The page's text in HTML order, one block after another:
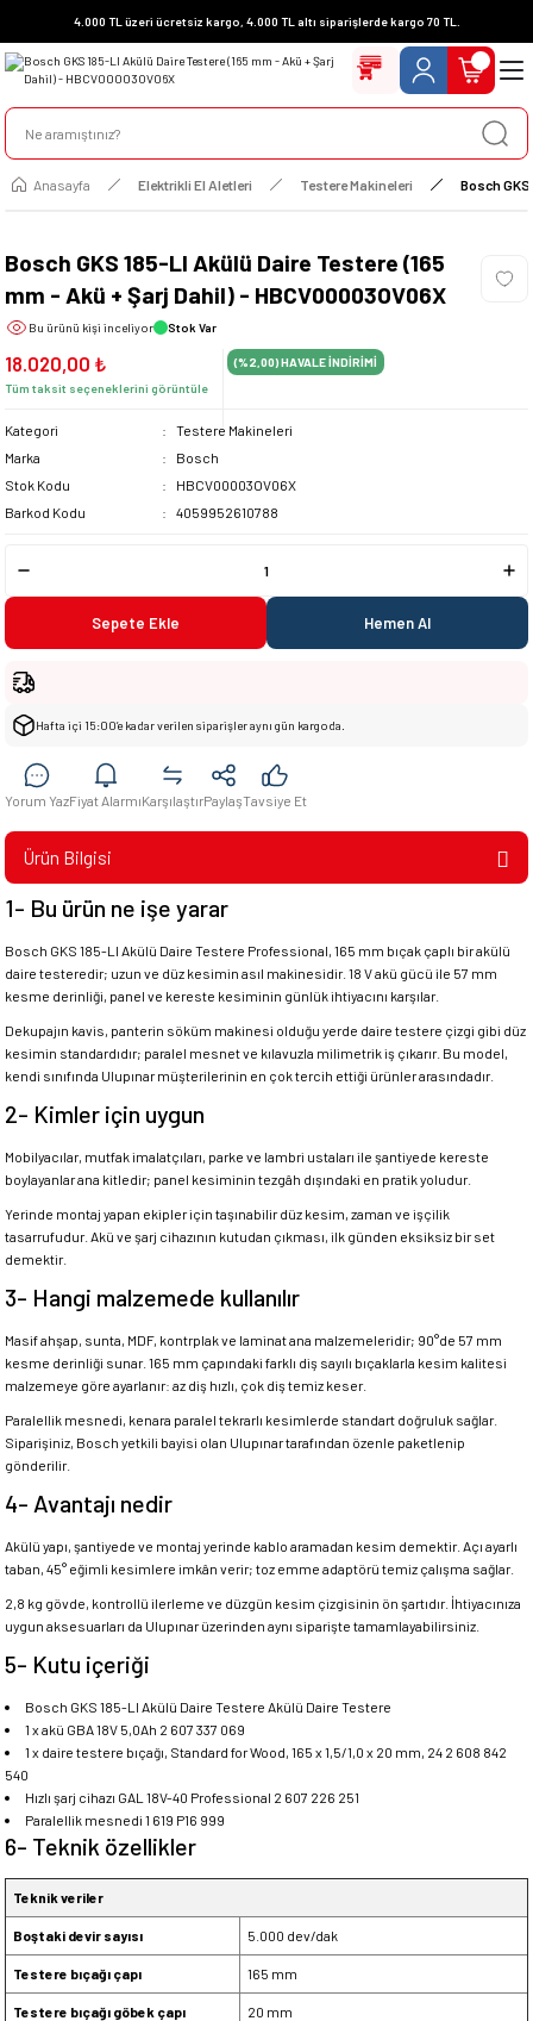
4.000 TL üzeri ücretsiz kargo, 4.000 TL altı siparişlerde kargo 70 TL.
Anasayfa Elektrikli El Aletleri Testere Makineleri Bosch
Bosch GKS 185-LI Akülü Daire Testere (165
mm - Akü + Şarj Dahil) - HBCV00003OV06X
Bu ürünü kişi inceliyor Stok Var
18.020,00 ₺
Tüm taksit seçeneklerini görüntüle
(%2,00)HAVALE İNDİRİMİ
Kategori
Testere Makineleri
Marka
Bosch
Stok Kodu
HBCV00003OV06X
Barkod Kodu
4059952610788
Sepete Ekle Hemen Al
Hafta içi 15:00’e kadar verilen siparişler aynı gün kargoda.
Yorum YazFiyat AlarmıKarşılaştırPaylaşTavsiye Et
Ürün Bilgisi
1- Bu ürün ne işe yarar
Bosch GKS 185-LI Akülü Daire Testere Professional, 165 mm bıçak çaplı bir akülü
daire testeredir; uzun ve düz kesimin asıl makinesidir. 18 V akü gücü ile 57 mm
kesme derinliği, panel ve kereste kesiminin günlük ihtiyacını karşılar.
Dekupajın kavis, panterin söküm makinesi olduğu yerde daire testere çizgi gibi düz
kesimin standardıdır; paralel mesnet ve kılavuzla milimetrik iş çıkarır. Bu model,
kendi sınıfında Ulupınar müşterilerinin en çok tercih ettiği ürünler arasındadır.
2- Kimler için uygun
Mobilyacılar, mutfak imalatçıları, parke ve lambri ustaları ile şantiyede kereste
boylayanlar ana kitledir; panel kesiminin tezgâh dışındaki en pratik yoludur.
Yerinde montaj yapan ekipler için taşınabilir düz kesim, zaman ve işçilik
tasarrufudur. Akü ve şarj cihazının kutudan çıkması, ilk günden eksiksiz bir set
demektir.
3- Hangi malzemede kullanılır
Masif ahşap, sunta, MDF, kontrplak ve laminat ana malzemeleridir; 90°de 57 mm
kesme derinliği sunar. 165 mm çapındaki farklı diş sayılı bıçaklarla kesim kalitesi
malzemeye göre ayarlanır: az diş hızlı, çok diş temiz keser.
Paralellik mesnedi, kenara paralel tekrarlı kesimlerde standart doğruluk sağlar.
Siparişiniz, Bosch yetkili bayisi olan Ulupınar tarafından özenle paketlenip
gönderilir.
4- Avantajı nedir
Akülü yapı, şantiyede ve montaj yerinde kablo aramadan kesim demektir. Açı ayarlı
taban, 45° eğimli kesimlere imkân verir; toz emme adaptörü temiz çalışma sağlar.
2,8 kg gövde, kontrollü ilerleme ve düzgün kesim çizgisinin ön şartıdır. İhtiyacınıza
uygun aksesuarları da Ulupınar üzerinden aynı siparişte tamamlayabilirsiniz.
5- Kutu içeriği
Bosch GKS 185-LI Akülü Daire Testere Akülü Daire Testere
1 x akü GBA 18V 5,0Ah 2 607 337 069
1 x daire testere bıçağı, Standard for Wood, 165 x 1,5/1,0 x 20 mm, 24 2 608 842
540
Hızlı şarj cihazı GAL 18V-40 Professional 2 607 226 251
Paralellik mesnedi 1 619 P16 999
6- Teknik özellikler
Teknik veriler
Boştaki devir sayısı 5.000 dev/dak
Testere bıçağı çapı 165 mm
Testere bıçağı göbek çapı 20 mm